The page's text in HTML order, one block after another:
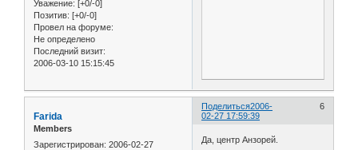
Уважение: [+0/-0]
Позитив: [+0/-0]
Провел на форуме:
Не определено
Последний визит:
2006-03-10 15:15:45
Поделиться 6
2006-
02-27 17:59:39
Farida
Members
Зарегистрирован: 2006-02-27
Да, центр Анзорей.